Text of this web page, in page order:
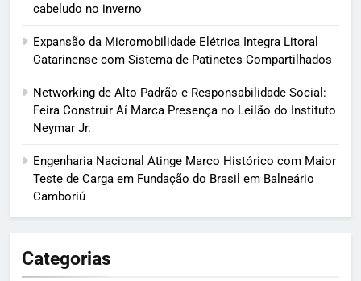
cabeludo no inverno
Expansão da Micromobilidade Elétrica Integra Litoral
Catarinense com Sistema de Patinetes Compartilhados
Networking de Alto Padrão e Responsabilidade Social:
Feira Construir Aí Marca Presença no Leilão do Instituto
Neymar Jr.
Engenharia Nacional Atinge Marco Histórico com Maior
Teste de Carga em Fundação do Brasil em Balneário
Camboriú
Categorias